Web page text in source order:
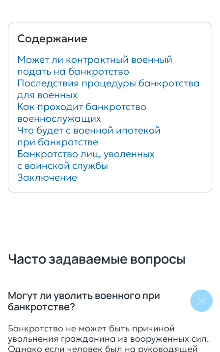
Содержание
Может ли контрактный военный
подать на банкротство
Последствия процедуры банкротства
для военных
Как проходит банкротство
военнослужащих
Что будет с военной ипотекой
при банкротстве
Банкротство лиц, уволенных
с воинской службы
Заключение
Часто задаваемые вопросы
Могут ли уволить военного при
банкротстве?
Банкротство не может быть причиной
увольнения гражданина из вооруженных сил.
Однако если человек был на руководящей